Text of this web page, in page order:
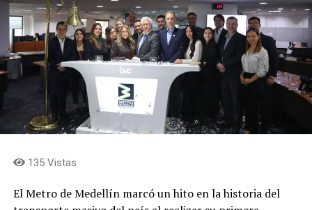
financiación de las obras, el mantenimiento permanente
del estadio, la generación de nuevas fuentes de ingresos
y la sostenibilidad del escenario a largo plazo.
Concejales que integran la comisión de ponentes
expresaron que el proyecto representa una oportunidad
para transformar el estadio Atanasio Girardot en un
escenario de talla mundial, capaz de responder a las
culturales, superando la obsolescencia de la
financiera y convirtiéndolo en un recinto
135 Vistas
El Metro de Medellín marcó un hito en la historia del